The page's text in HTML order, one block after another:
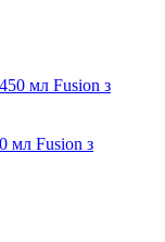
мл Fusion з